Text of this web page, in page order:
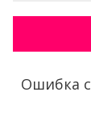
Ошибка